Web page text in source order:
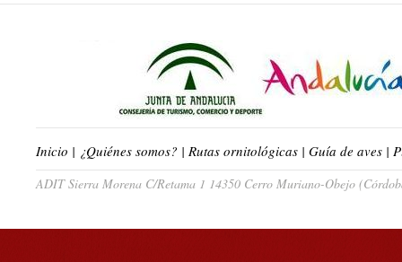
Inicio | ¿Quiénes somos? | Rutas ornitológicas | Guía de aves |
ADIT Sierra Morena C/Retama 1 14350 Cerro Muriano-Obejo